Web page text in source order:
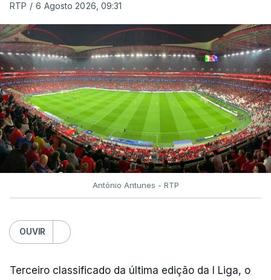
RTP / 6 Agosto 2026, 09:31
António Antunes - RTP
OUVIR
Terceiro classificado da última edição da I Liga, o